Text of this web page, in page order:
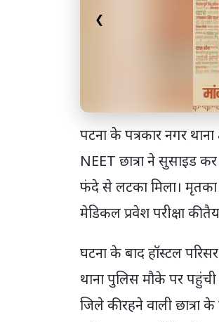
❮
पटना के पत्रकार नगर
NEET छात्रा ने सुसाइड कर
फंदे से लटका मिला। मृतका
मेडिकल प्रवेश परीक्षा की
घटना के बाद हॉस्टल
थाना पुलिस मौके पर
जिले की रहने वाली